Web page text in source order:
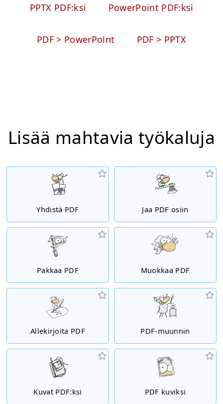
PPTX PDF:ksi PowerPoint PDF:ksi
PDF > PowerPoint PDF > PPTX
Lisää mahtavia työkaluja
Yhdistä PDF Jaa PDF osiin
Pakkaa PDF Muokkaa PDF
Allekirjoita PDF PDF-muunnin
Kuvat PDF:ksi PDF kuviksi